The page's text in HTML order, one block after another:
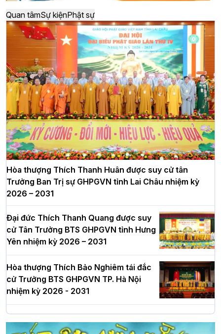
Quan tâmSự kiệnPhật sự
Hòa thượng Thích Thanh Huân được suy cử tân
Trưởng Ban Trị sự GHPGVN tỉnh Lai Châu nhiệm kỳ
2026 – 2031
Đại đức Thích Thanh Quang được suy
cử Tân Trưởng BTS GHPGVN tỉnh Hưng
Yên nhiệm kỳ 2026 – 2031
Hòa thượng Thích Bảo Nghiêm tái đắc
cử Trưởng BTS GHPGVN TP. Hà Nội
nhiệm kỳ 2026 - 2031
Hà Nội: Long trọng lễ khởi công xây
dựng Trung tâm văn hóa Phật giáo Thủ